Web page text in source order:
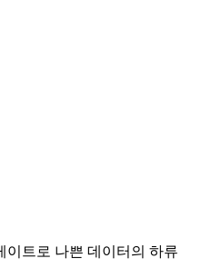
이트로 나쁜 데이터의 하류